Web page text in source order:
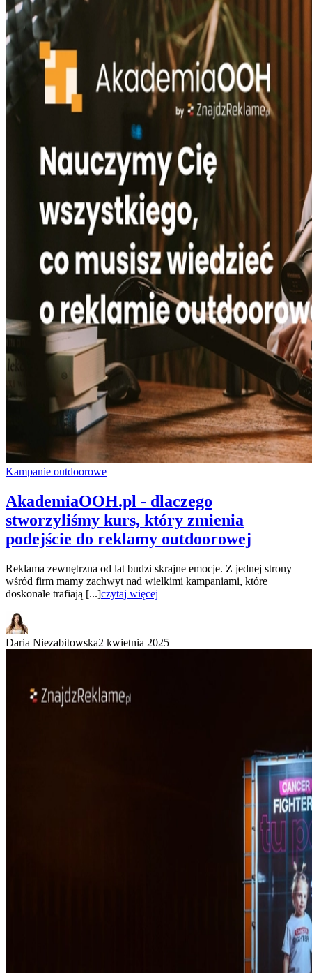
Kampanie outdoorowe
AkademiaOOH.pl - dlaczego
stworzyliśmy kurs, który zmienia
podejście do reklamy outdoorowej
Reklama zewnętrzna od lat budzi skrajne emocje. Z jednej strony
wśród firm mamy zachwyt nad wielkimi kampaniami, które
doskonale trafiają [...]czytaj więcej
Daria Niezabitowska2 kwietnia 2025